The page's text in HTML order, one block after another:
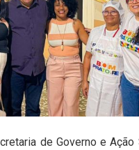
de Governo e Ação